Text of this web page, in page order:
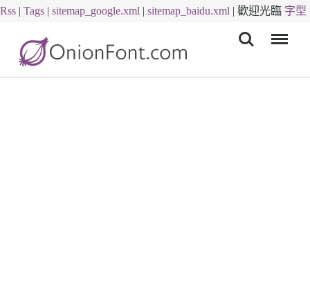
Rss | Tags | sitemap_google.xml | sitemap_baidu.xml | 歡迎光臨 字型